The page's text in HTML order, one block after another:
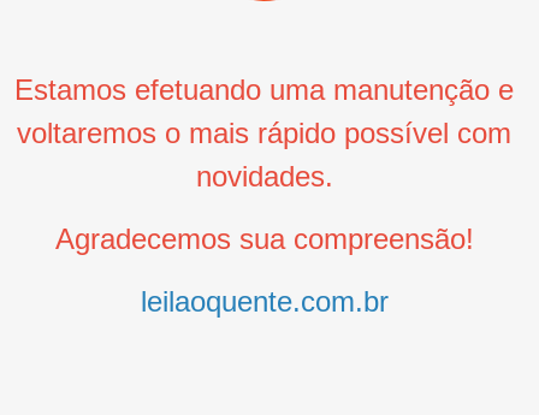
Estamos efetuando uma manutenção e
voltaremos o mais rápido possível com
novidades.
Agradecemos sua compreensão!
leilaoquente.com.br